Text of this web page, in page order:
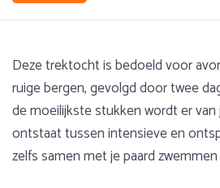
Deze trektocht is bedoeld voor
ruige bergen, gevolgd door twee
de moeilijkste stukken wordt er
ontstaat tussen intensieve en
zelfs samen met je paard zwemmen